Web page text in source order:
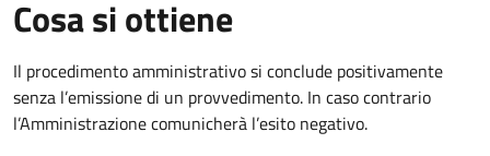
Cosa si ottiene
Il procedimento amministrativo si conclude positivamente
senza l’emissione di un provvedimento. In caso contrario
l’Amministrazione comunicherà l’esito negativo.